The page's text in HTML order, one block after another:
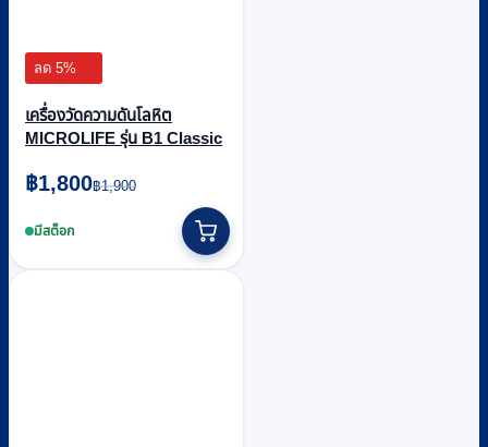
ลด 5%
เครื่องวัดความดันโลหิต
MICROLIFE รุ่น B1 Classic
฿1,900
Original
price
was:
฿1,800
Current
price
is:มีสต็อก